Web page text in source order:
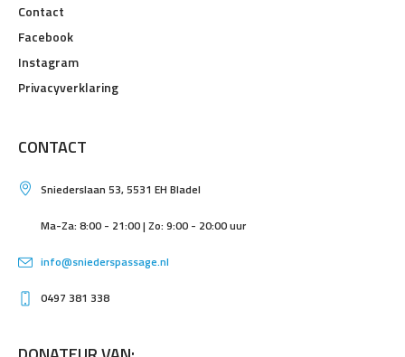
Contact
Facebook
Instagram
Privacyverklaring
CONTACT
Sniederslaan 53, 5531 EH Bladel
Ma-Za: 8:00 - 21:00 | Zo: 9:00 - 20:00 uur
info@sniederspassage.nl
0497 381 338